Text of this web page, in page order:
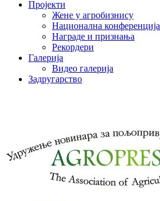
Пројекти
Жене у агробизнису
Национална конференција
Награде и признања
Рекордери
Галерија
Видео галерија
Задругарство